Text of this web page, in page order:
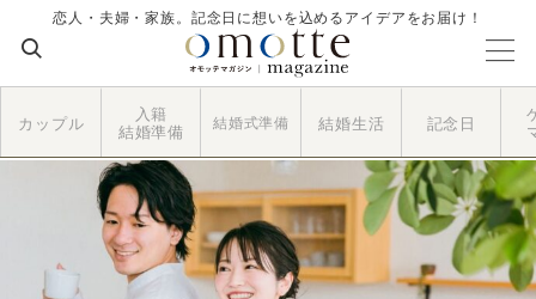
恋人・夫婦・家族。記念日に想いを込めるアイデアをお届け！
カップル
入籍
結婚準備
結婚式準備 結婚生活 記念日